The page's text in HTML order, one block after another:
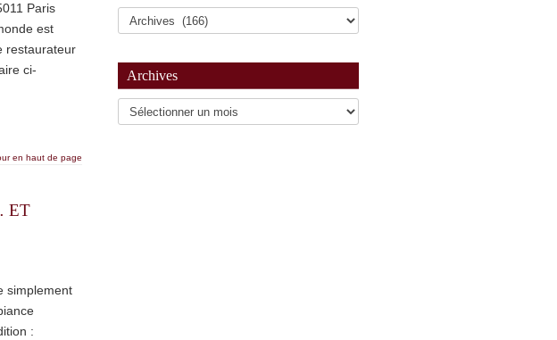
Paris
est
restaurateur
ci-
en haut de page
ET
simplement
:
Archives
Archives